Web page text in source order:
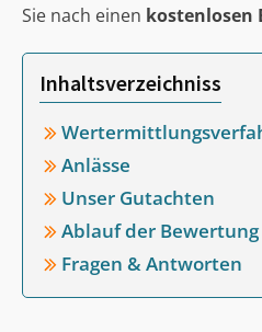
Sie nach einen kostenlosen
Inhaltsverzeichniss
Anlässe
Unser Gutachten
Ablauf der Bewertung
Fragen & Antworten